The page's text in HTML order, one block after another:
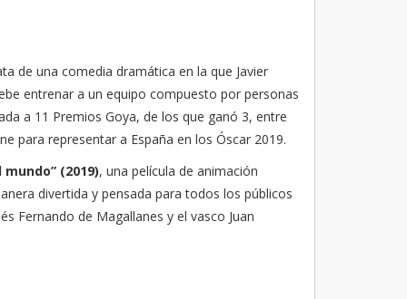
de una comedia dramática en la que Javier
entrenar a un equipo compuesto por personas
a 11 Premios Goya, de los que ganó 3, entre
para representar a España en los Óscar 2019.
(2019), una película de animación
divertida y pensada para todos los públicos
Fernando de Magallanes y el vasco Juan